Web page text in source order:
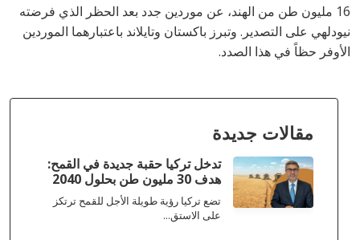
16 مليون طن من الهند، عن موردين جدد بعد الحظر الذي فرضته
نيودلهي على التصدير. وتبرز باكستان وتايلاند باعتبارهما الموردين
الأوفر حظاً في هذا الصدد.
مقالات جديدة
تدخل تركيا حقبة جديدة في القمح:
هدف 30 مليون طن بحلول 2040
تضع تركيا رؤية طويلة الأجل للقمح ترتكز
على الاستق...